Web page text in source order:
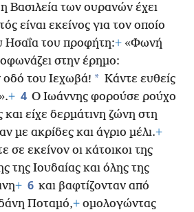
Βασιλεία των ουρανών έχει
είναι εκείνος για τον οποίο
Ησαΐα του προφήτη:+ «Φωνή
στην έρημο:
οδό του Ιεχωβά! * Κάντε ευθείς
+ 4 Ο Ιωάννης φορούσε ρούχο
είχε δερμάτινη ζώνη στη
με ακρίδες και άγριο μέλι.+
σε εκείνον οι κάτοικοι της
της Ιουδαίας και όλης της
+ 6 και βαφτίζονταν από
Ποταμό,+ ομολογώντας